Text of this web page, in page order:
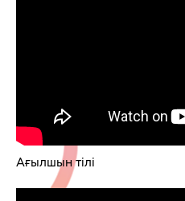
Ағылшын тілі